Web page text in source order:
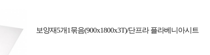
보양재5개1묶음(900x1800x3T)/단프라 플라베니아시트